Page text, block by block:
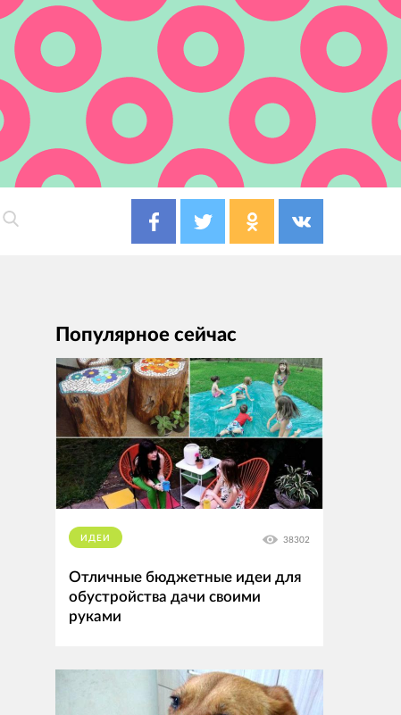
Популярное сейчас
ИДЕИ 38302
Отличные бюджетные идеи для
обустройства дачи своими
руками